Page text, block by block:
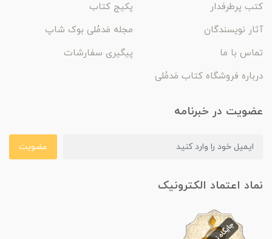
کتب پرطرفدار
پکیج کتاب
آثار نویسندگان
مجله مَدمُلی بوک شاپ
تماس با ما
پیگیری سفارشات
درباره فروشگاه کتاب مَدمُلی
عضویت در خبرنامه
عضویت
نماد اعتماد الکترونیک